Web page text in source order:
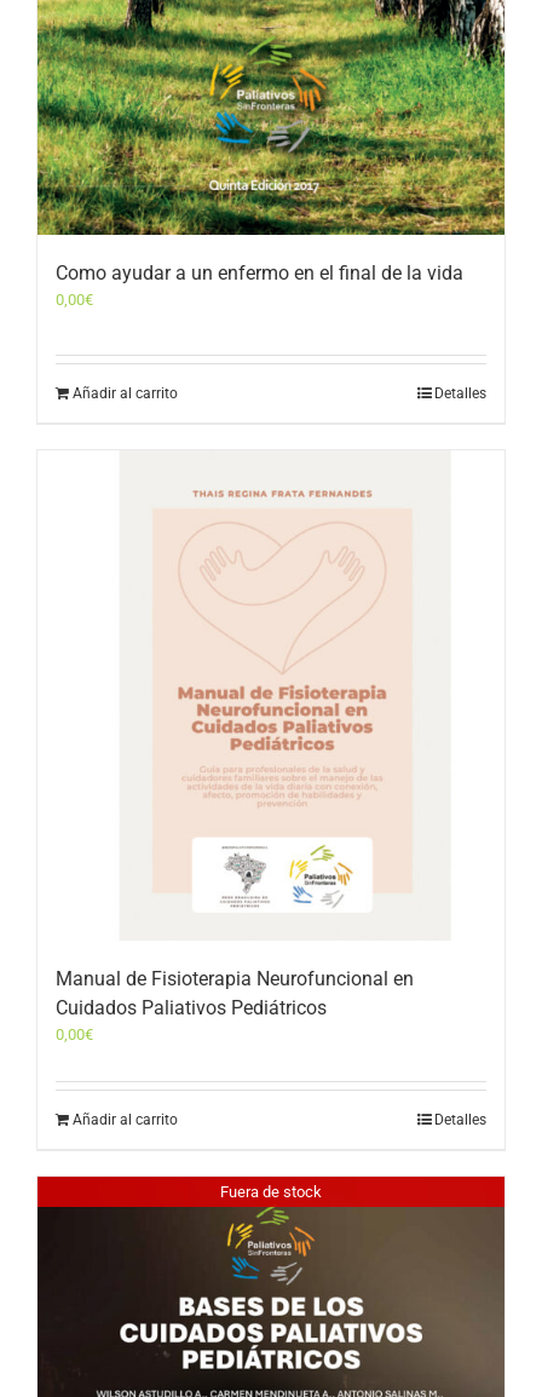
Como ayudar a un enfermo en el final de la vida
0,00€
Añadir al carrito Detalles
Manual de Fisioterapia Neurofuncional en
Cuidados Paliativos Pediátricos
0,00€
Añadir al carrito Detalles
Fuera de stock